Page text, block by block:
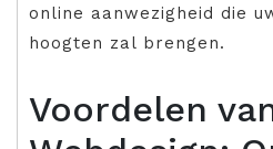
online aanwezigheid die
hoogten zal brengen.
Voordelen